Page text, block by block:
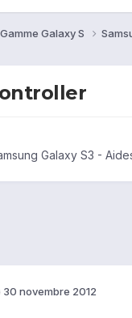
Gamme Galaxy S
Galaxy S3 -
30 novembre 2012